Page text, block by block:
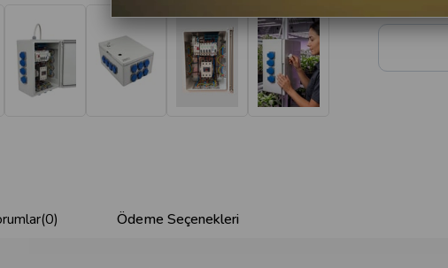
(0) Ödeme Seçenekleri